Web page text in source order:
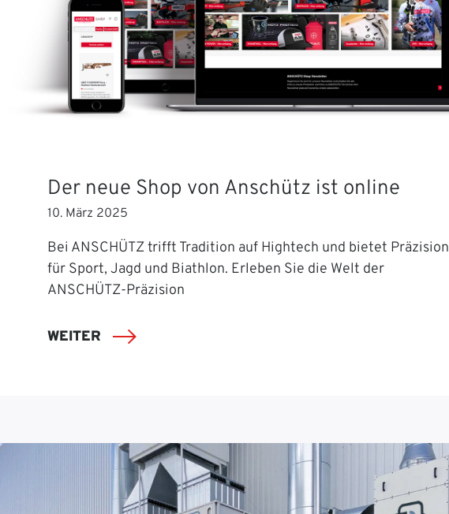
Der neue Shop von Anschütz ist online
10. März 2025
Bei ANSCHÜTZ trifft Tradition auf Hightech und bietet Präzision
für Sport, Jagd und Biathlon. Erleben Sie die Welt der
ANSCHÜTZ-Präzision
WEITER